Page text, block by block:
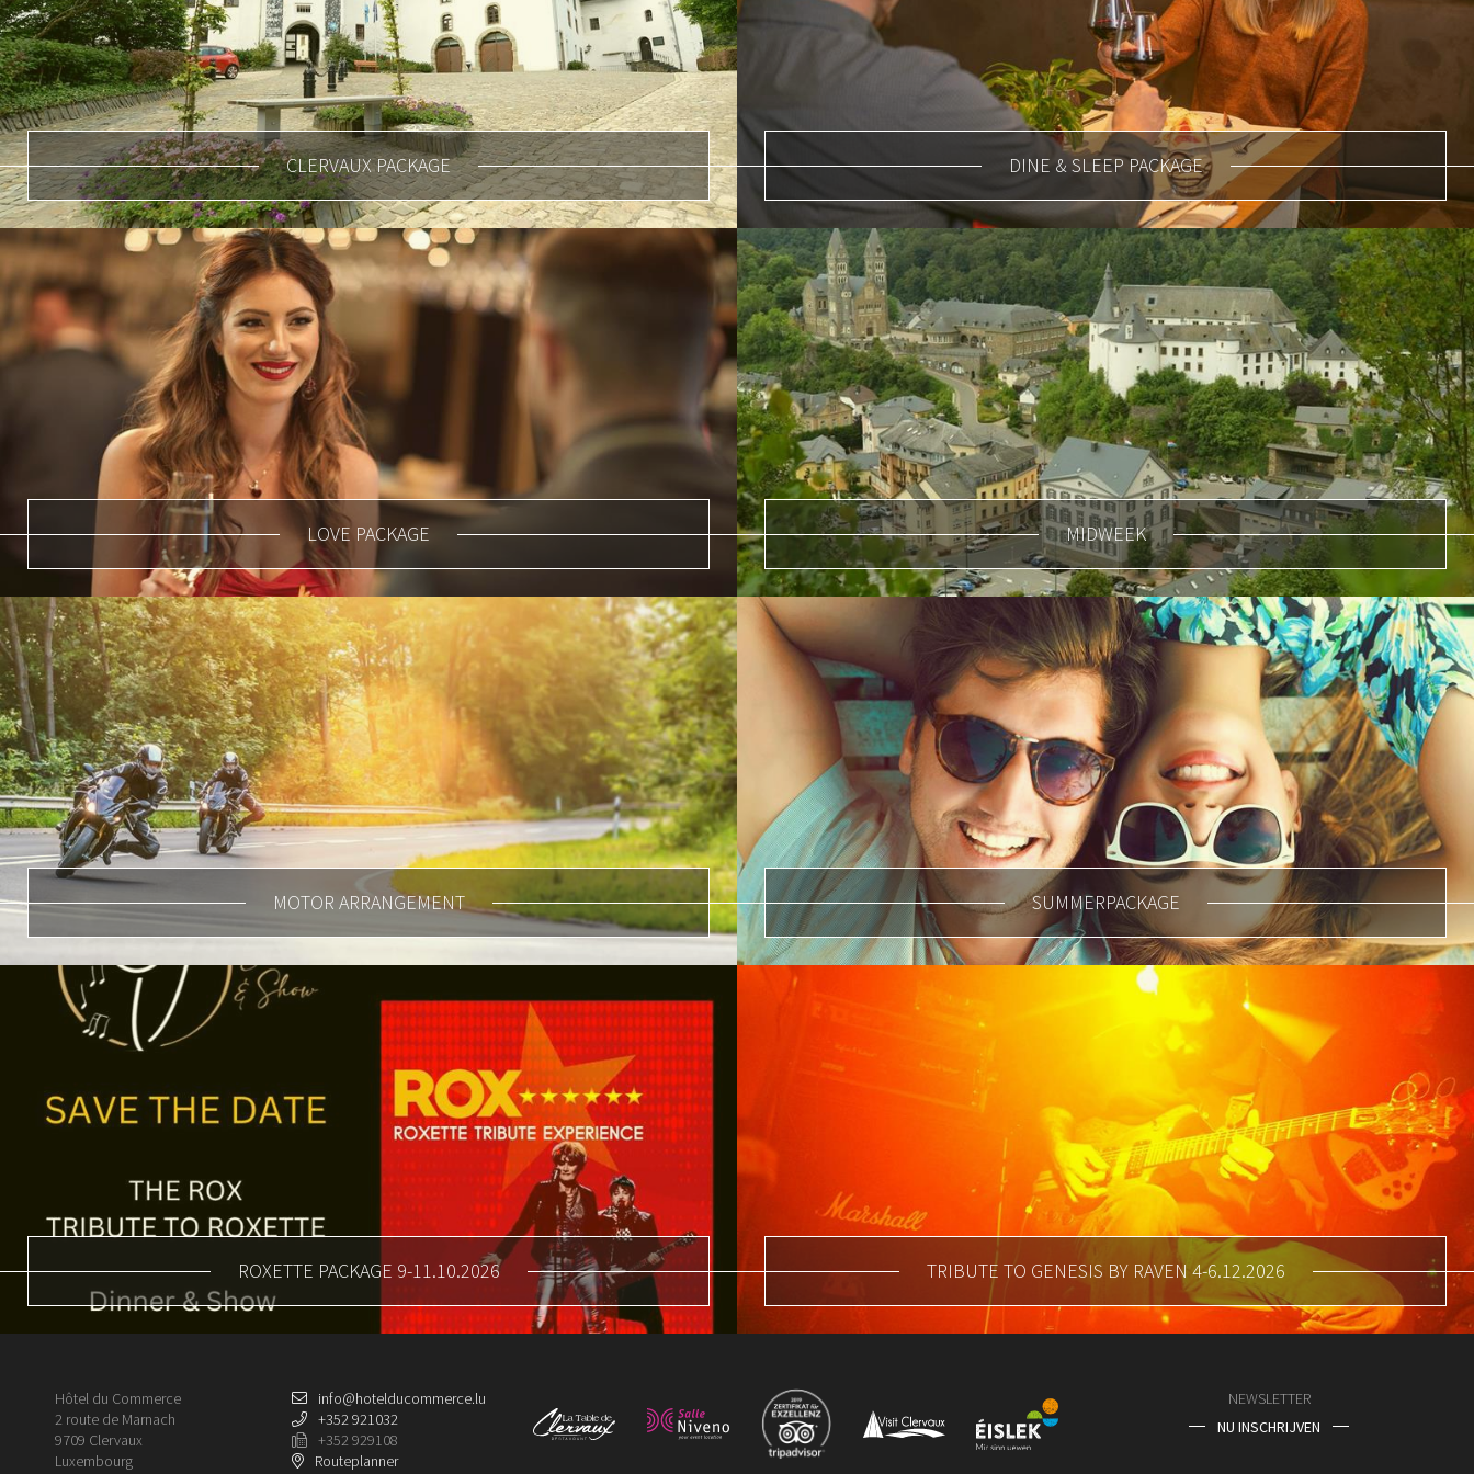
CLERVAUX PACKAGE DINE & SLEEP PACKAGE
LOVE PACKAGE MIDWEEK
MOTOR ARRANGEMENT SUMMERPACKAGE
ROXETTE PACKAGE 9-11.10.2026 TRIBUTE TO GENESIS BY RAVEN 4-6.12.2026
Hôtel du Commerce
2 route de Marnach
9709 Clervaux
Luxembourg
info@hotelducommerce.lu
+352 921032
+352 929108
Routeplanner
NEWSLETTER
NU INSCHRIJVEN